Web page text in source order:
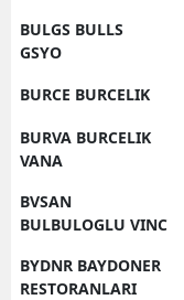
BULGS BULLS
GSYO
BURCE BURCELIK
BURVA BURCELIK
VANA
BVSAN
BULBULOGLU VINC
BYDNR BAYDONER
RESTORANLARI